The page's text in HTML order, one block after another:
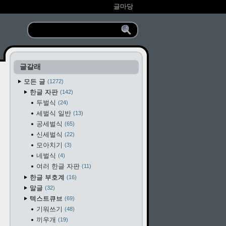
글마당
글갈래
모든 글
1272
한글 자판 142
두벌식 24
세벌식 일반 13
공세벌식 65
신세벌식 22
모아치기 3
네벌식 4
여러 한글 자판 11
한글 부호계 16
말글 32
텍스트큐브 69
기워쓰기 48
끼우개 19